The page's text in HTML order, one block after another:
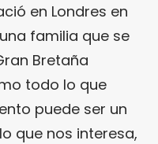
en Londres en
familia que se
Bretaña
todo lo que
puede ser un
que nos interesa,